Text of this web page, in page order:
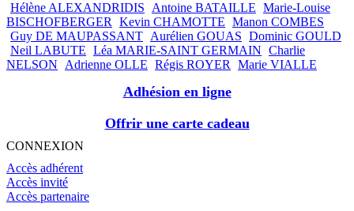
Hélène ALEXANDRIDIS
Antoine BATAILLE Marie-Louise
BISCHOFBERGER
Kevin CHAMOTTE Manon COMBES
Guy DE MAUPASSANT Aurélien GOUAS Dominic GOULD
Neil LABUTE Léa MARIE-SAINT GERMAIN Charlie
NELSON
Adrienne OLLE Régis ROYER Marie VIALLE
Adhésion en ligne
Offrir une carte cadeau
CONNEXION
Accès adhérent
Accès invité
Accès partenaire